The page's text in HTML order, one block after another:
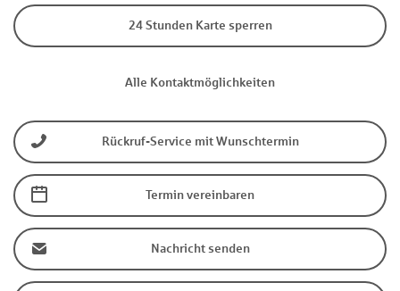
24 Stunden Karte sperren
Alle Kontaktmöglichkeiten
Rückruf-Service mit Wunschtermin
Termin vereinbaren
Nachricht senden